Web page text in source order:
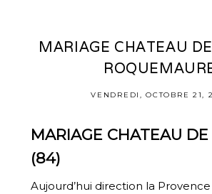
MARIAGE CHATEAU
VENDREDI, OCTOBRE 21,
MARIAGE CHATEAU DE
(84)
Aujourd’hui direction la